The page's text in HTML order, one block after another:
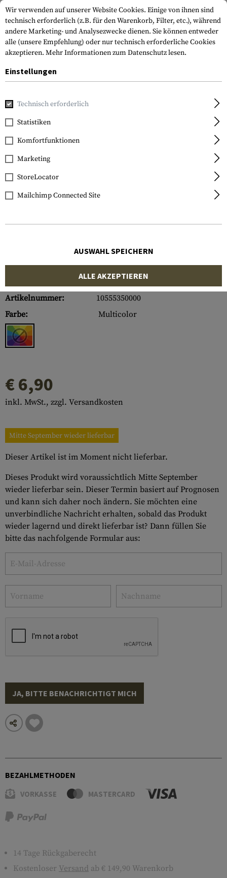
Home Tactical Gear Gestickte
Clawgear
Lithuania Flag Patch
Artikelnummer:
10555350000
Farbe:
Multicolor
€ 6,90
inkl. MwSt., zzgl. Versandkosten
Mitte September wieder lieferbar
Dieser Artikel ist im Moment nicht lieferbar.
Dieses Produkt wird voraussichtlich Mitte September
wieder lieferbar sein. Dieser Termin basiert auf Prognosen
und kann sich daher noch ändern. Sie möchten eine
unverbindliche Nachricht erhalten, sobald das Produkt
wieder lagernd und direkt lieferbar ist? Dann füllen Sie
bitte das nachfolgende Formular aus:
JA, BITTE BENACHRICHTIGT MICH
BEZAHLMETHODEN
VORKASSE MASTERCARD
14 Tage Rückgaberecht
Kostenloser Versand ab € 149,90 Warenkorb
Wir verwenden auf unserer Website Cookies. Einige von ihnen sind
technisch erforderlich (z.B. für den Warenkorb, Filter, etc.), während
andere Marketing- und Analysezwecke dienen. Sie können entweder
alle (unsere Empfehlung) oder nur technisch erforderliche Cookies
akzeptieren. Mehr Informationen zum Datenschutz lesen.
Einstellungen
Technisch erforderlich
Statistiken
Komfortfunktionen
Marketing
StoreLocator
Mailchimp Connected Site
AUSWAHL SPEICHERN
ALLE AKZEPTIEREN